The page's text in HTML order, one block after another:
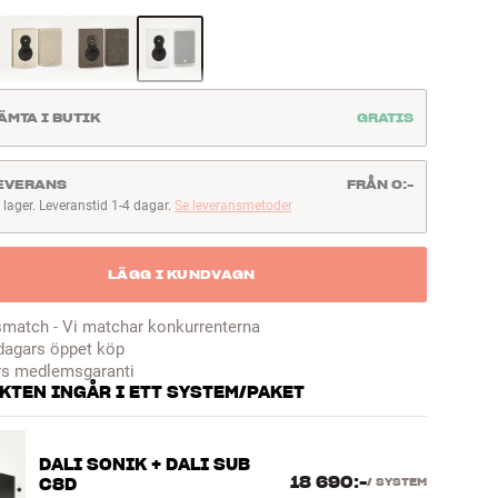
I BUTIK GRATIS
lager. Leveranstid 1-4 dagar
I lager. Leveranstid 1-4 dagar. Se leveransmetoder
FRÅN 0:-
LÄGG I KUNDVAGN
- Vi matchar konkurrenterna
öppet köp
medlemsgaranti
INGÅR I ETT SYSTEM/PAKET
DALI SONIK + DALI SUB
C8D
18 690:-/ SYSTEM